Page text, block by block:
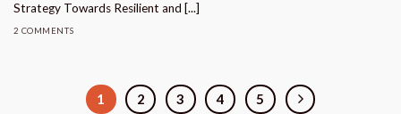
Strategy Towards Resilient and [...]
2 COMMENTS
1 2 3 4 5